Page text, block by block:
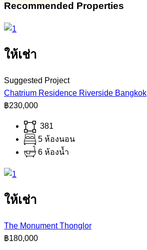
Recommended Properties
ให้เช่า
Suggested Project
Chatrium Residence Riverside Bangkok
฿230,000
381
5 ห้องนอน
6 ห้องน้ำ
ให้เช่า
The Monument Thonglor
฿180,000